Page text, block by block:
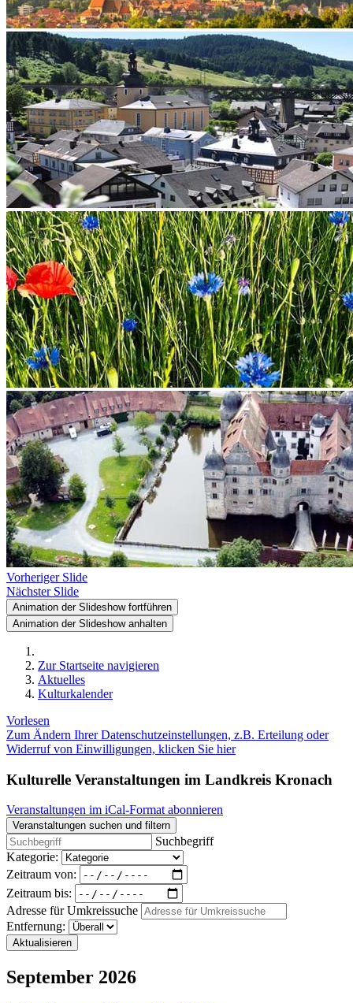
Vorheriger Slide
Nächster Slide
Animation der Slideshow fortführen
Animation der Slideshow anhalten
Zur Startseite navigieren
Aktuelles
Kulturkalender
Vorlesen
Zum Ändern Ihrer Datenschutzeinstellungen, z.B. Erteilung oder
Widerruf von Einwilligungen, klicken Sie hier
Kulturelle Veranstaltungen im Landkreis Kronach
Veranstaltungen im iCal-Format abonnieren
Veranstaltungen suchen und filtern
Suchbegriff
Kategorie:
Zeitraum von:
Zeitraum bis:
Adresse für Umkreissuche
Entfernung:
Aktualisieren
September 2026